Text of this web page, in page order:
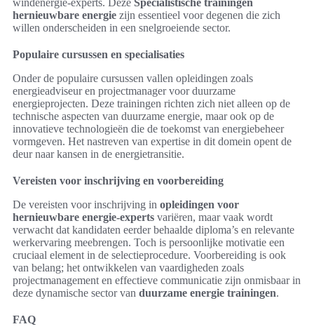
hernieuwbare energie zijn essentieel voor degenen die zich
willen onderscheiden in een snelgroeiende sector.
Populaire cursussen en specialisaties
Onder de populaire cursussen vallen opleidingen zoals
energieadviseur en projectmanager voor duurzame
energieprojecten. Deze trainingen richten zich niet alleen op de
technische aspecten van duurzame energie, maar ook op de
innovatieve technologieën die de toekomst van energiebeheer
vormgeven. Het nastreven van expertise in dit domein opent de
deur naar kansen in de energietransitie.
Vereisten voor inschrijving en voorbereiding
De vereisten voor inschrijving in opleidingen voor
hernieuwbare energie-experts variëren, maar vaak wordt
verwacht dat kandidaten eerder behaalde diploma’s en relevante
werkervaring meebrengen. Toch is persoonlijke motivatie een
cruciaal element in de selectieprocedure. Voorbereiding is ook
van belang; het ontwikkelen van vaardigheden zoals
projectmanagement en effectieve communicatie zijn onmisbaar in
deze dynamische sector van duurzame energie trainingen.
FAQ